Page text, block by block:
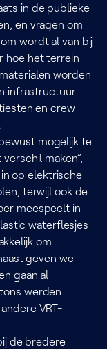
in de publieke
en vragen om
wordt al van bij
hoe het terrein
worden
infrastructuur
en crew
mogelijk te
maken”,
op elektrische
terwijl ook de
meespeelt in
waterflesjes
om
geven we
gaan al
werden
VRT-
de bredere